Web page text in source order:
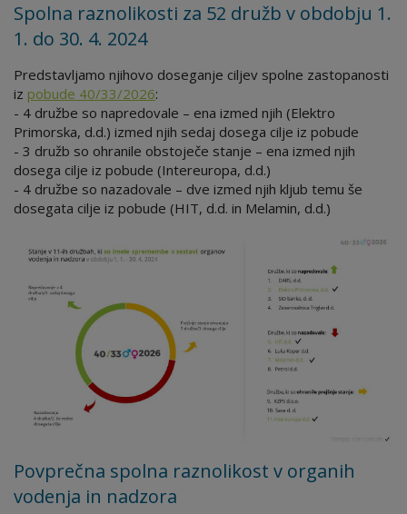
Spolna raznolikosti za 52 družb v obdobju 1.
1. do 30. 4. 2024
Predstavljamo njihovo doseganje ciljev spolne zastopanosti
iz pobude 40/33/2026:
- 4 družbe so napredovale – ena izmed njih (Elektro
Primorska, d.d.) izmed njih sedaj dosega cilje iz pobude
- 3 družb so ohranile obstoječe stanje – ena izmed njih
dosega cilje iz pobude (Intereuropa, d.d.)
- 4 družbe so nazadovale – dve izmed njih kljub temu še
dosegata cilje iz pobude (HIT, d.d. in Melamin, d.d.)
Povprečna spolna raznolikost v organih
vodenja in nadzora